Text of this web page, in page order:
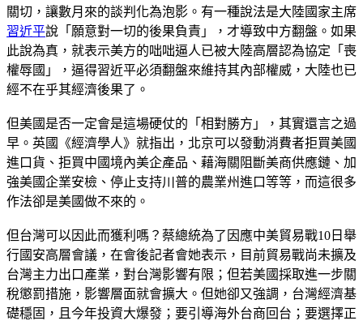
關切，讓數月來的談判化為泡影。有一種說法是大陸國家主席
習近平說「願意對一切的後果負責」，才導致中方翻盤。如果
此說為真，就表示美方的咄咄逼人已被大陸高層認為協定「喪
權辱國」，逼得習近平必須翻盤來維持其內部權威，大陸也已
經不在乎其經濟後果了。
但美國是否一定會是這場硬仗的「相對勝方」，其實還言之過
早。英國《經濟學人》就指出，北京可以發動消費者拒買美國
進口貨、拒買中國境內美企產品、藉海關阻斷美商供應鏈、加
強美國企業安檢、停止支持川普的農業州進口等等，而這很多
作法卻是美國做不來的。
但台灣可以因此而獲利嗎？蔡總統為了因應中美貿易戰10日舉
行國安高層會議，在會後記者會她表示，目前貿易戰尚未擴及
台灣主力出口產業，對台灣影響有限；但若美國採取進一步關
稅懲罰措施，影響層面就會擴大。但她卻又強調，台灣經濟基
礎穩固，且今年投資大爆發；要引導海外台商回台；要選擇正